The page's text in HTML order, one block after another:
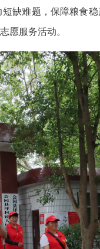
缺难题，保障粮食
愿服务活动。